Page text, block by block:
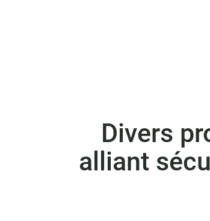
Divers
alliant